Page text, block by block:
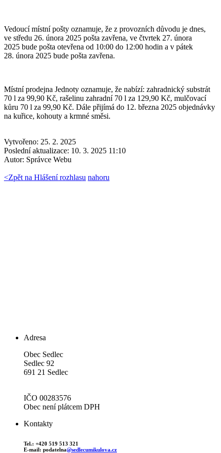
Vedoucí místní pošty oznamuje, že z provozních důvodu je dnes,
ve středu 26. února 2025 pošta zavřena, ve čtvrtek 27. února
2025 bude pošta otevřena od 10:00 do 12:00 hodin a v pátek
28. února 2025 bude pošta zavřena.
Místní prodejna Jednoty oznamuje, že nabízí: zahradnický substrát
70 l za 99,90 Kč, rašelinu zahradní 70 l za 129,90 Kč, mulčovací
kůru 70 l za 99,90 Kč. Dále přijímá do 12. března 2025 objednávky
na kuřice, kohouty a krmné směsi.
Vytvořeno: 25. 2. 2025
Poslední aktualizace: 10. 3. 2025 11:10
Autor: Správce Webu
<Zpět na Hlášení rozhlasu nahoru
Adresa
Obec Sedlec
Sedlec 92
691 21 Sedlec
IČO 00283576
Obec není plátcem DPH
Kontakty
Tel.: +420 519 513 321
E-mail: podatelna@sedlecumikulova.cz